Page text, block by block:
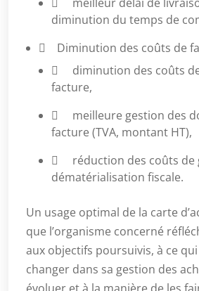
diminution du temps de
 Diminution des coûts de
 diminution des coûts
facture,
 meilleure gestion des
facture (TVA, montant HT),
 réduction des coûts de
dématérialisation fiscale.
Un usage optimal de la carte
que l’organisme concerné
aux objectifs poursuivis, à ce
changer dans sa gestion des